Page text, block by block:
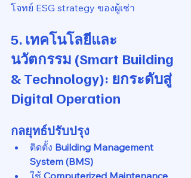
โจทย์ ESG strategy ของผู้เช่า
5. เทคโนโลยีและ
นวัตกรรม (Smart Building
& Technology): ยกระดับสู่
Digital Operation
กลยุทธ์ปรับปรุง
ติดตั้ง Building Management
System (BMS)
ใช้ Computerized Maintenance